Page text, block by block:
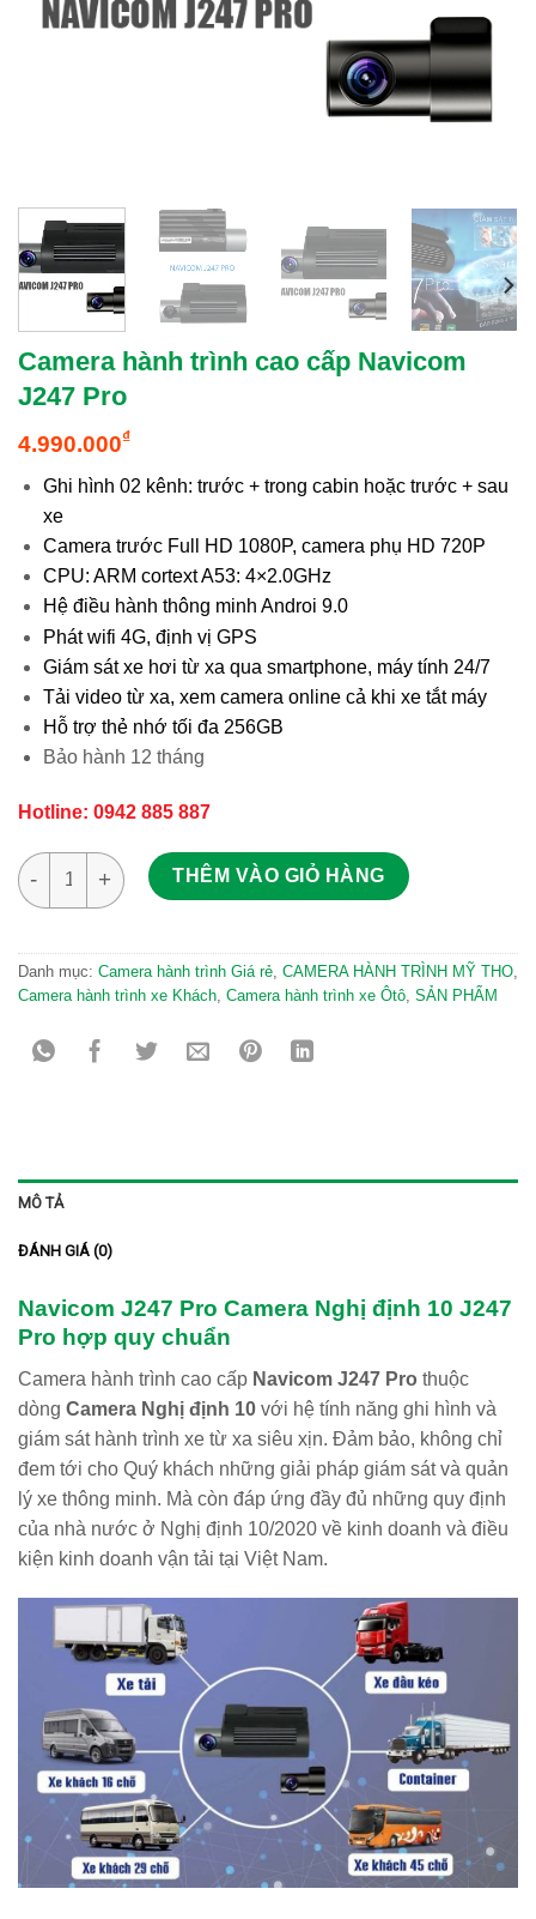
Camera hành trình cao cấp Navicom
J247 Pro
4.990.000₫
Ghi hình 02 kênh: trước + trong cabin hoặc trước + sau
xe
Camera trước Full HD 1080P, camera phụ HD 720P
CPU: ARM cortext A53: 4×2.0GHz
Hệ điều hành thông minh Androi 9.0
Phát wifi 4G, định vị GPS
Giám sát xe hơi từ xa qua smartphone, máy tính 24/7
Tải video từ xa, xem camera online cả khi xe tắt máy
Hỗ trợ thẻ nhớ tối đa 256GB
Bảo hành 12 tháng
Hotline: 0942 885 887
Camera hành trình cao cấp Navicom J247 Pro số lượng
THÊM VÀO GIỎ HÀNG
Danh mục: Camera hành trình Giá rẻ CAMERA HÀNH TRÌNH MỸ THO
Camera hành trình xe Khách Camera hành trình xe Ôtô SẢN PHẨM
MÔ TẢ
ĐÁNH GIÁ (0)
Navicom J247 Pro Camera Nghị định 10 J247
Pro hợp quy chuẩn
Camera hành trình cao cấp Navicom J247 Pro thuộc
dòng Camera Nghị định 10 với hệ tính năng ghi hình và
giám sát hành trình xe từ xa siêu xịn. Đảm bảo, không chỉ
đem tới cho Quý khách những giải pháp giám sát và quản
lý xe thông minh. Mà còn đáp ứng đầy đủ những quy định
của nhà nước ở Nghị định 10/2020 về kinh doanh và điều
kiện kinh doanh vận tải tại Việt Nam.